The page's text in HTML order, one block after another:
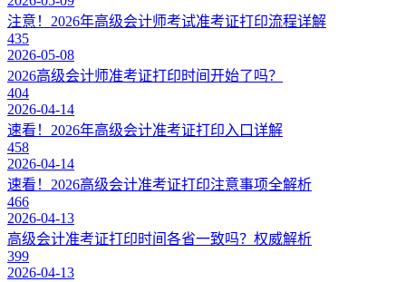
注意！2026年高级会计师考试准考证打印流程详解
435
2026-05-08
2026高级会计师准考证打印时间开始了吗？
404
2026-04-14
速看！2026年高级会计准考证打印入口详解
458
2026-04-14
速看！2026高级会计准考证打印注意事项全解析
466
2026-04-13
高级会计准考证打印时间各省一致吗？权威解析
399
2026-04-13